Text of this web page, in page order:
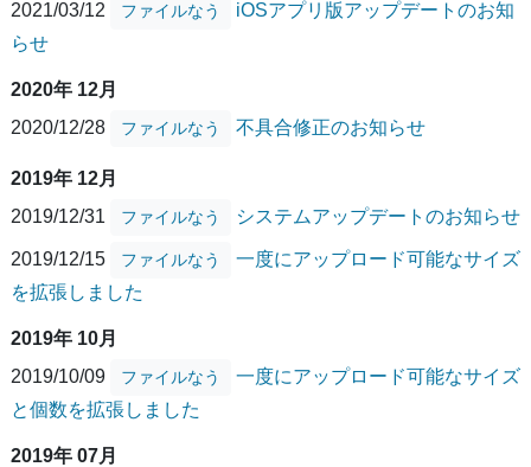
2021/03/12 ファイルなう
iOSアプリ版アップデートのお知
らせ
2020年 12月
2020/12/28
ファイルなう 不具合修正のお知らせ
2019年 12月
2019/12/31
ファイルなう システムアップデートのお知らせ
2019/12/15 ファイルなう
一度にアップロード可能なサイズ
を拡張しました
2019年 10月
2019/10/09
ファイルなう
一度にアップロード可能なサイズ
と個数を拡張しました
2019年 07月